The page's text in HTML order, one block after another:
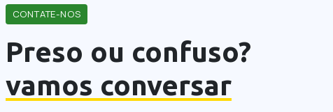
CONTATE-NOS
Preso ou confuso?
vamos conversar